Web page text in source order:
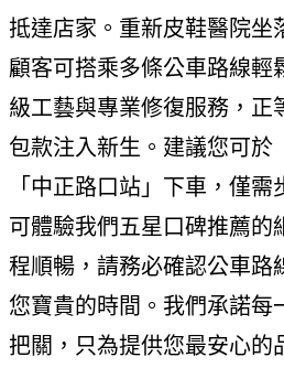
抵達店家。重新皮鞋醫院坐
顧客可搭乘多條公車路線輕
級工藝與專業修復服務，正
包款注入新生。建議您可於
「中正路口站」下車，僅
可體驗我們五星口碑推薦的
程順暢，請務必確認公車路
您寶貴的時間。我們承諾每
把關，只為提供您最安心的